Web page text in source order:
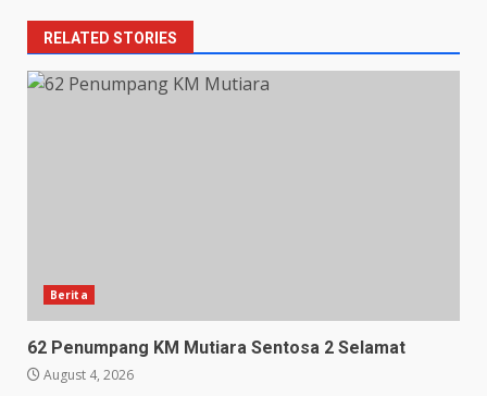
RELATED STORIES
Berita
62 Penumpang KM Mutiara Sentosa 2 Selamat
August 4, 2026